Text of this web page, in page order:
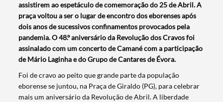
assistirem ao espetáculo de comemoração do 25 de Abril. A
praça voltou a ser o lugar de encontro dos eborenses após
dois anos de sucessivos confinamentos provocados pela
pandemia. O 48.º aniversário da Revolução dos Cravos foi
assinalado com um concerto de Camané com a participação
de Mário Laginha e do Grupo de Cantares de Évora.
Foi de cravo ao peito que grande parte da população
eborense se juntou, na Praça de Giraldo (PG), para celebrar
mais um aniversário da Revolução de Abril. A liberdade